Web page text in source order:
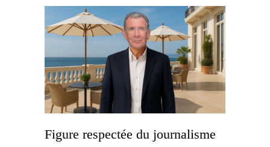
Figure respectée du journalisme